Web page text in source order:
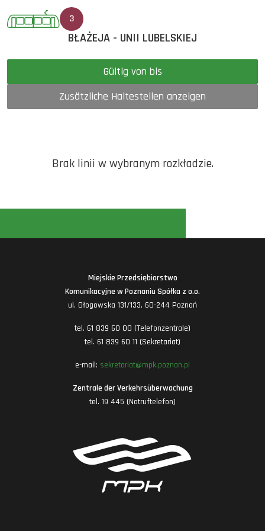
3
BŁAŻEJA - UNII LUBELSKIEJ
Gültig von bis
Zusätzliche Haltestellen anzeigen
Brak linii w wybranym rozkładzie.
Miejskie Przedsiębiorstwo
Komunikacyjne w Poznaniu Spółka z o.o.
ul. Głogowska 131/133, 60-244 Poznań
tel. 61 839 60 00 (Telefonzentrale)
tel. 61 839 60 11 (Sekretariat)
e-mail: sekretariat@mpk.poznan.pl
Zentrale der Verkehrsüberwachung
tel. 19 445 (Notruftelefon)